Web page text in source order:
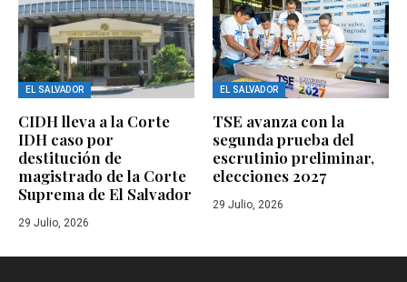
EL SALVADOR
CIDH lleva a la Corte
IDH caso por
destitución de
magistrado de la Corte
Suprema de El Salvador
29 Julio, 2026
EL SALVADOR
TSE avanza con la
segunda prueba del
escrutinio preliminar,
elecciones 2027
29 Julio, 2026